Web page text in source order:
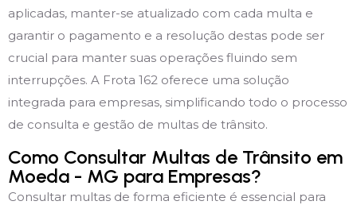
aplicadas, manter-se atualizado com cada multa e
garantir o pagamento e a resolução destas pode ser
crucial para manter suas operações fluindo sem
interrupções. A Frota 162 oferece uma solução
integrada para empresas, simplificando todo o processo
de consulta e gestão de multas de trânsito.
Como Consultar Multas de Trânsito em
Moeda - MG para Empresas?
Consultar multas de forma eficiente é essencial para